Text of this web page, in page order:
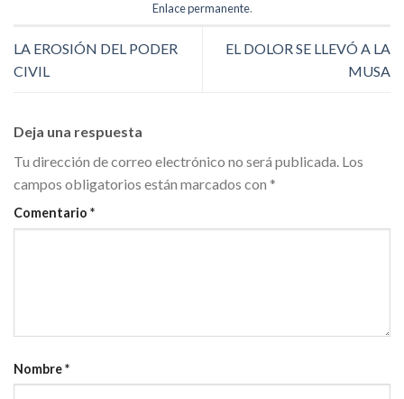
Enlace permanente.
LA EROSIÓN DEL PODER
CIVIL
EL DOLOR SE LLEVÓ A LA
MUSA
Deja una respuesta
Tu dirección de correo electrónico no será publicada. Los
campos obligatorios están marcados con *
Comentario *
Nombre*